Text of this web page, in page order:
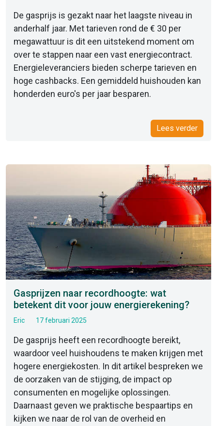
De gasprijs is gezakt naar het laagste niveau in
anderhalf jaar. Met tarieven rond de € 30 per
megawattuur is dit een uitstekend moment om
over te stappen naar een vast energiecontract.
Energieleveranciers bieden scherpe tarieven en
hoge cashbacks. Een gemiddeld huishouden kan
honderden euro's per jaar besparen.
Lees verder
Gasprijzen naar recordhoogte: wat
betekent dit voor jouw energierekening?
Eric 17 februari 2025
De gasprijs heeft een recordhoogte bereikt,
waardoor veel huishoudens te maken krijgen met
hogere energiekosten. In dit artikel bespreken we
de oorzaken van de stijging, de impact op
consumenten en mogelijke oplossingen.
Daarnaast geven we praktische bespaartips en
kijken we naar de rol van de overheid en